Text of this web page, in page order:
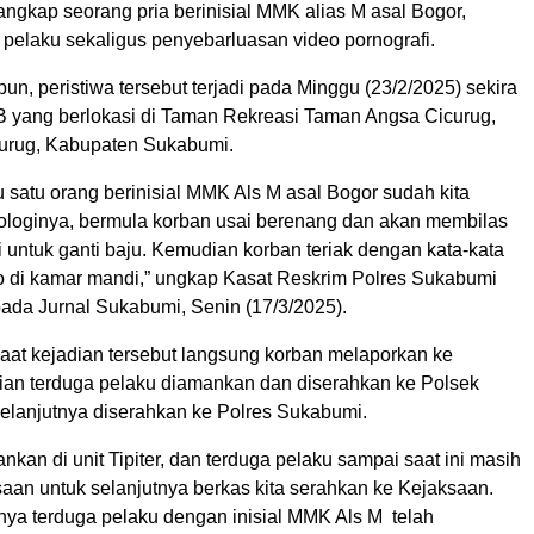
seorang pria berinisial MMK alias M asal Bogor,
sekaligus penyebarluasan video pornografi.
peristiwa tersebut terjadi pada Minggu (23/2/2025) sekira
yang berlokasi di Taman Rekreasi Taman Angsa Cicurug,
Kabupaten Sukabumi.
satu orang berinisial MMK Als M asal Bogor sudah kita
bermula korban usai berenang dan akan membilas
untuk ganti baju. Kemudian korban teriak dengan kata-kata
di kamar mandi,” ungkap Kasat Reskrim Polres Sukabumi
Jurnal Sukabumi, Senin (17/3/2025).
kejadian tersebut langsung korban melaporkan ke
terduga pelaku diamankan dan diserahkan ke Polsek
diserahkan ke Polres Sukabumi.
di unit Tipiter, dan terduga pelaku sampai saat ini masih
untuk selanjutnya berkas kita serahkan ke Kejaksaan.
terduga pelaku dengan inisial MMK Als M telah